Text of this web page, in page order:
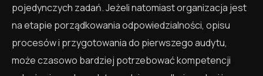
pojedynczych zadań. Jeżeli natomiast organizacja jest
na etapie porządkowania odpowiedzialności, opisu
procesów i przygotowania do pierwszego audytu,
może czasowo bardziej potrzebować kompetencji